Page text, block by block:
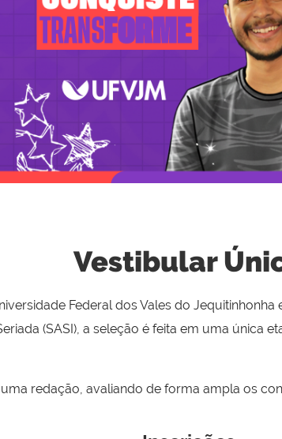
Vestibular
Federal dos Vales do
(SASI), a seleção é feita em uma única
redação, avaliando de forma ampla os